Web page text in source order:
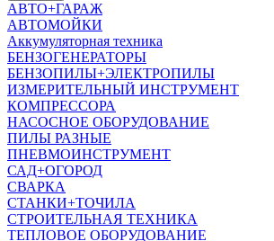
АВТО+ГАРАЖ
АВТОМОЙКИ
Аккумуляторная техника
БЕНЗОГЕНЕРАТОРЫ
БЕНЗОПИЛЫ+ЭЛЕКТРОПИЛЫ
ИЗМЕРИТЕЛЬНЫЙ ИНСТРУМЕНТ
КОМПРЕССОРА
НАСОСНОЕ ОБОРУДОВАНИЕ
ПИЛЫ РАЗНЫЕ
ПНЕВМОИНСТРУМЕНТ
САД+ОГОРОД
СВАРКА
СТАНКИ+ТОЧИЛА
СТРОИТЕЛЬНАЯ ТЕХНИКА
ТЕПЛОВОЕ ОБОРУДОВАНИЕ